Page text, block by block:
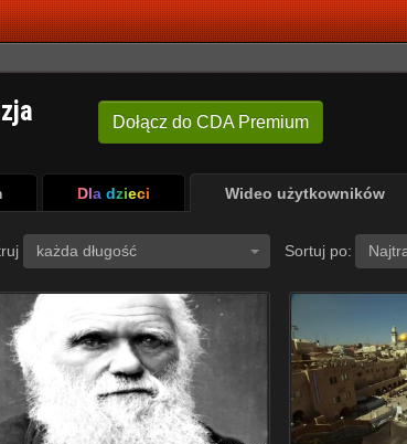
Dołącz do CDA Premium
Dla dzieci Wideo użytkowników
każda długość Sortuj po: